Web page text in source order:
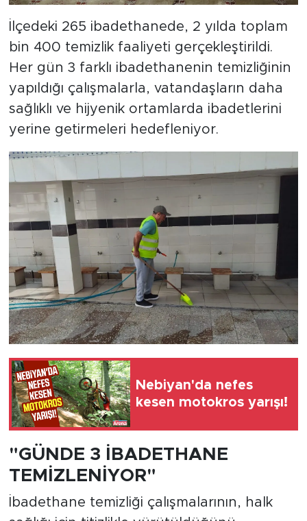
İlçedeki 265 ibadethanede, 2 yılda toplam
bin 400 temizlik faaliyeti gerçekleştirildi.
Her gün 3 farklı ibadethanenin temizliğinin
yapıldığı çalışmalarla, vatandaşların daha
sağlıklı ve hijyenik ortamlarda ibadetlerini
yerine getirmeleri hedefleniyor.
Nebiyan'da nefes
kesen motokros yarışı!
"GÜNDE 3 İBADETHANE
TEMİZLENİYOR"
İbadethane temizliği çalışmalarının, halk